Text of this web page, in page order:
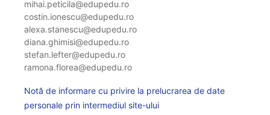
mihai.peticila@edupedu.ro
costin.ionescu@edupedu.ro
alexa.stanescu@edupedu.ro
diana.ghimisi@edupedu.ro
stefan.lefter@edupedu.ro
ramona.florea@edupedu.ro
Notă de informare cu privire la prelucrarea de date
personale prin intermediul site-ului